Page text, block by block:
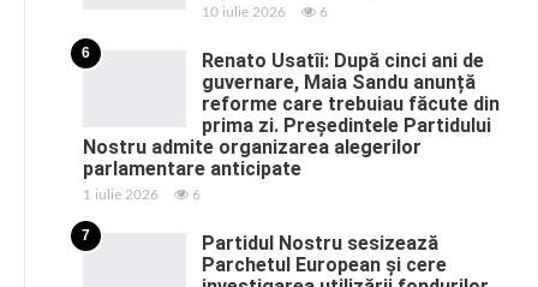
10 iulie 2026 6
6
Renato Usatîi: După cinci ani de
guvernare, Maia Sandu anunță
reforme care trebuiau făcute din
prima zi. Președintele Partidului
Nostru admite organizarea alegerilor
parlamentare anticipate
1 iulie 2026 6
7
Partidul Nostru sesizează
Parchetul European și cere